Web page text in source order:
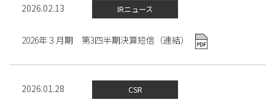
2026.02.13 IRニュース
2026年３月期 第3四半期決算短信（連結）
2026.01.28 CSR